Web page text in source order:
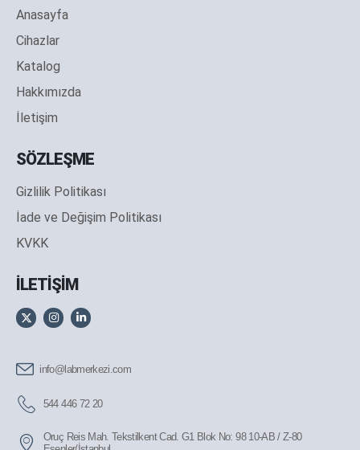
Anasayfa
Cihazlar
Katalog
Hakkımızda
İletişim
SÖZLEŞME
Gizlilik Politikası
İade ve Değişim Politikası
KVKK
İLETİŞİM
info@labmerkezi.com
544 446 72 20
Oruç Reis Mah. Tekstilkent Cad. G1 Blok No: 98 10-AB / Z-80